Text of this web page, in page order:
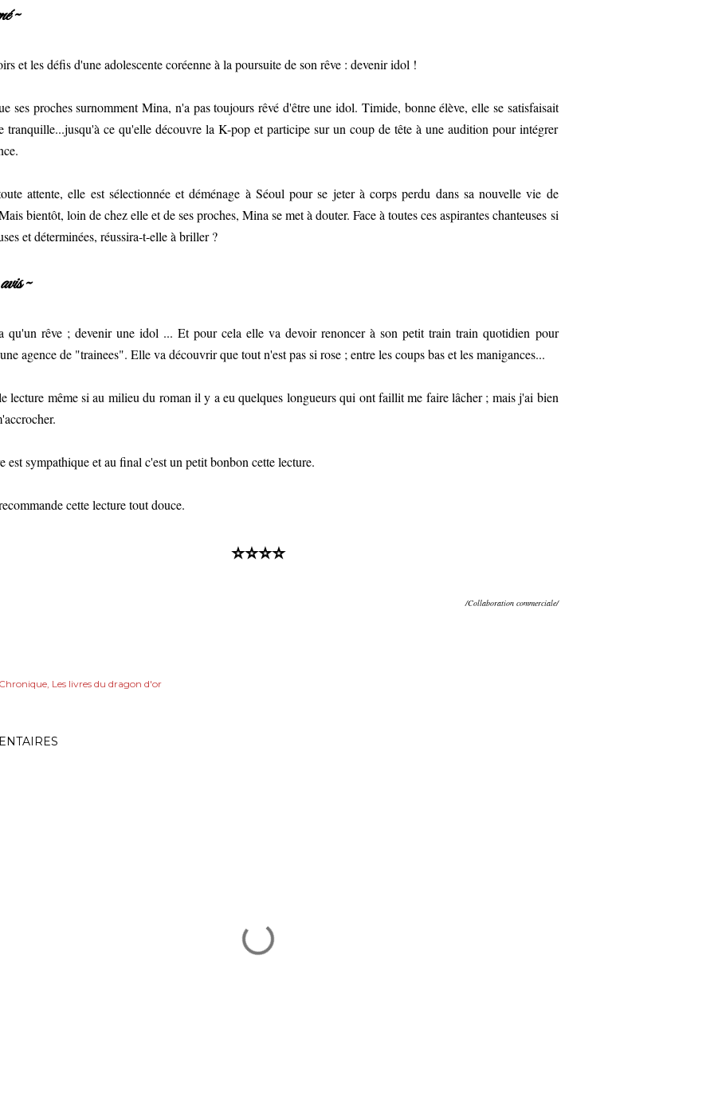
~
et les défis d'une adolescente coréenne à la poursuite de son rêve : devenir idol !
ses proches surnomment Mina, n'a pas toujours rêvé d'être une idol. Timide, bonne élève, elle se satisfaisait
tranquille...jusqu'à ce qu'elle découvre la K-pop et participe sur un coup de tête à une audition pour intégrer
attente, elle est sélectionnée et déménage à Séoul pour se jeter à corps perdu dans sa nouvelle vie de
bientôt, loin de chez elle et de ses proches, Mina se met à douter. Face à toutes ces aspirantes chanteuses si
et déterminées, réussira-t-elle à briller ?
~
qu'un rêve ; devenir une idol ... Et pour cela elle va devoir renoncer à son petit train train quotidien pour
agence de "trainees". Elle va découvrir que tout n'est pas si rose ; entre les coups bas et les manigances...
lecture même si au milieu du roman il y a eu quelques longueurs qui ont faillit me faire lâcher ; mais j'ai bien
est sympathique et au final c'est un petit bonbon cette lecture.
cette lecture tout douce.
⭐⭐⭐⭐
/Collaboration commerciale/
Chronique Les livres du dragon d'or